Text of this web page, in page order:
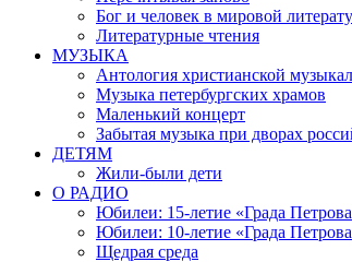
Бог и человек в мировой
Литературные чтения
МУЗЫКА
Антология христианской
Музыка петербургских храмов
Маленький концерт
Забытая музыка при дворах
ДЕТЯМ
Жили-были дети
О РАДИО
Юбилеи: 15-летие «Града
Юбилеи: 10-летие «Града
Щедрая среда